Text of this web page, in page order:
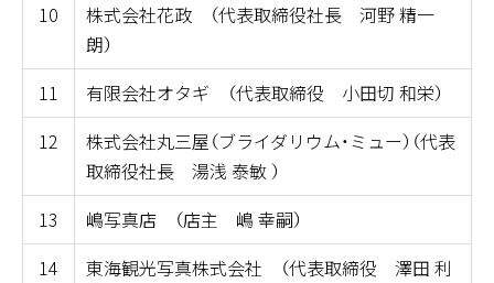
10
株式会社花政 （代表取締役社長 河野 精一
朗）
11
有限会社オタギ （代表取締役 小田切 和栄）
12
株式会社丸三屋（ブライダリウム・ミュー）（代表
取締役社長 湯浅 泰敏 ）
13
嶋写真店 （店主 嶋 幸嗣）
14
東海観光写真株式会社 （代表取締役 澤田 利